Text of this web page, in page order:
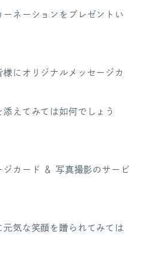
ネーションをプレゼントい
にオリジナルメッセージカ
えてみては如何でしょう
カード ＆ 写真撮影のサービ
気な笑顔を贈られてみては